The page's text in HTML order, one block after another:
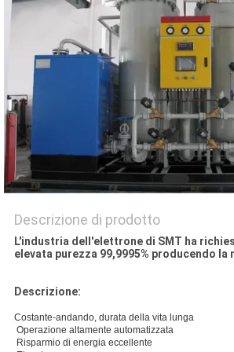
INFORMATIVA
SULLA
PRIVACY
Descrizione di prodotto
L'industria dell'elettrone di SMT ha
elevata purezza 99,9995% producendo la
Descrizione:
Costante-andando, durata della vita lunga
Operazione altamente automatizzata
Risparmio di energia eccellente